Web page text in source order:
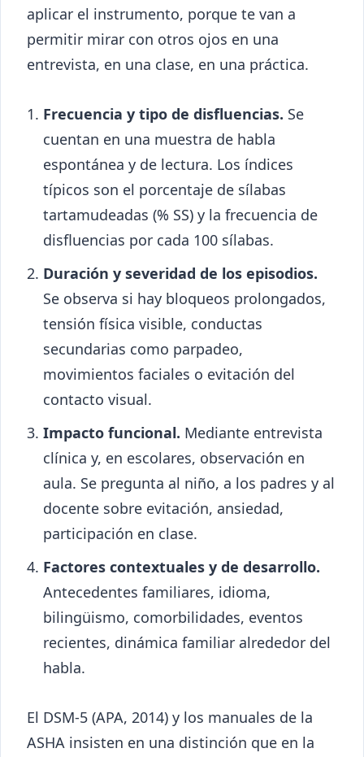
aplicar el instrumento, porque te van a
permitir mirar con otros ojos en una
entrevista, en una clase, en una práctica.
Frecuencia y tipo de disfluencias. Se
cuentan en una muestra de habla
espontánea y de lectura. Los índices
típicos son el porcentaje de sílabas
tartamudeadas (% SS) y la frecuencia de
disfluencias por cada 100 sílabas.
Duración y severidad de los episodios.
Se observa si hay bloqueos prolongados,
tensión física visible, conductas
secundarias como parpadeo,
movimientos faciales o evitación del
contacto visual.
Impacto funcional. Mediante entrevista
clínica y, en escolares, observación en
aula. Se pregunta al niño, a los padres y al
docente sobre evitación, ansiedad,
participación en clase.
Factores contextuales y de desarrollo.
Antecedentes familiares, idioma,
bilingüismo, comorbilidades, eventos
recientes, dinámica familiar alrededor del
habla.
El DSM-5 (APA, 2014) y los manuales de la
ASHA insisten en una distinción que en la